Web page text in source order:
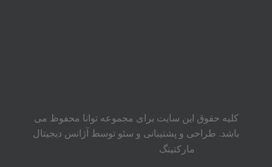
کلیه حقوق این سایت برای مجموعه توانا محفوظ می
باشد. طراحی و پشتیبانی و سئو توسط آژانس دیجیتال
مارکتینگ